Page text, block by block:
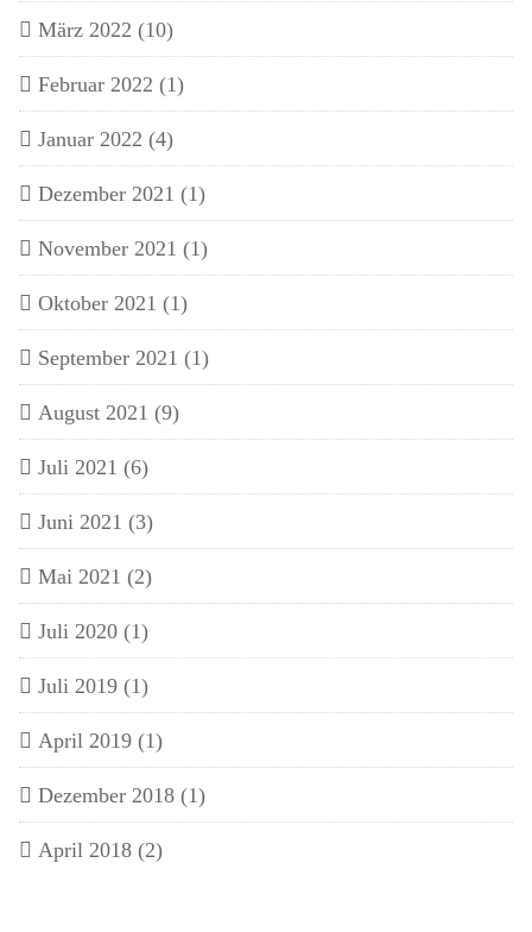
März 2022 (10)
Februar 2022 (1)
Januar 2022 (4)
Dezember 2021 (1)
November 2021 (1)
Oktober 2021 (1)
September 2021 (1)
August 2021 (9)
Juli 2021 (6)
Juni 2021 (3)
Mai 2021 (2)
Juli 2020 (1)
Juli 2019 (1)
April 2019 (1)
Dezember 2018 (1)
April 2018 (2)